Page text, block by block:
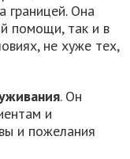
границей. Она
помощи, так и в
не хуже тех,
. Он
и
и пожелания